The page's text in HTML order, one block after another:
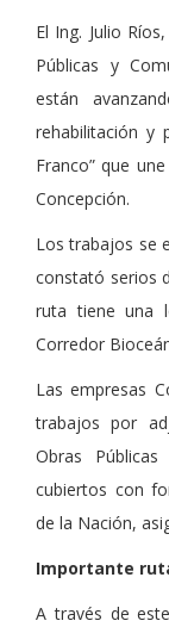
El Ing. Julio
Públicas y
están
rehabilitación y
Franco” que
Concepción.
Los trabajos se
constató serios
ruta tiene una
Corredor
Las empresas
trabajos por
Obras
cubiertos con
de la Nación,
Importante
A través de